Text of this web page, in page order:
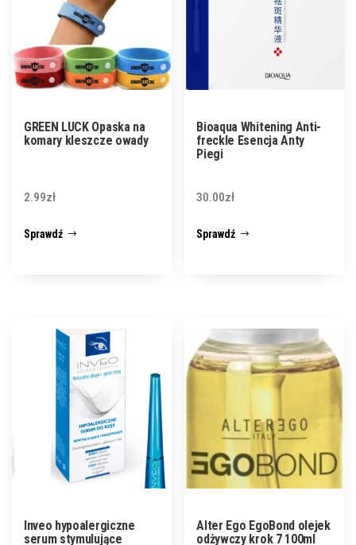
GREEN LUCK Opaska na
komary kleszcze owady
2.99zł
Sprawdź
Bioaqua Whitening Anti-
freckle Esencja Anty
Piegi
30.00zł
Sprawdź
Inveo hypoalergiczne
serum stymulujące
Alter Ego EgoBond olejek
odżywczy krok 7 100ml